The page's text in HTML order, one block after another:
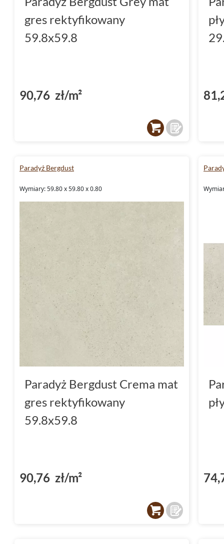
spełnią Twoje oczekiwania, tworząc
estetyczne, jak i praktyczne.
gres rektyfikowany
59.8x59.8
90,76 zł/m²
Paradyż Bergdust
Wymiary: 59.80 x 59.80 x 0.80
Paradyż Bergdust Crema mat
gres rektyfikowany
59.8x59.8
90,76 zł/m²